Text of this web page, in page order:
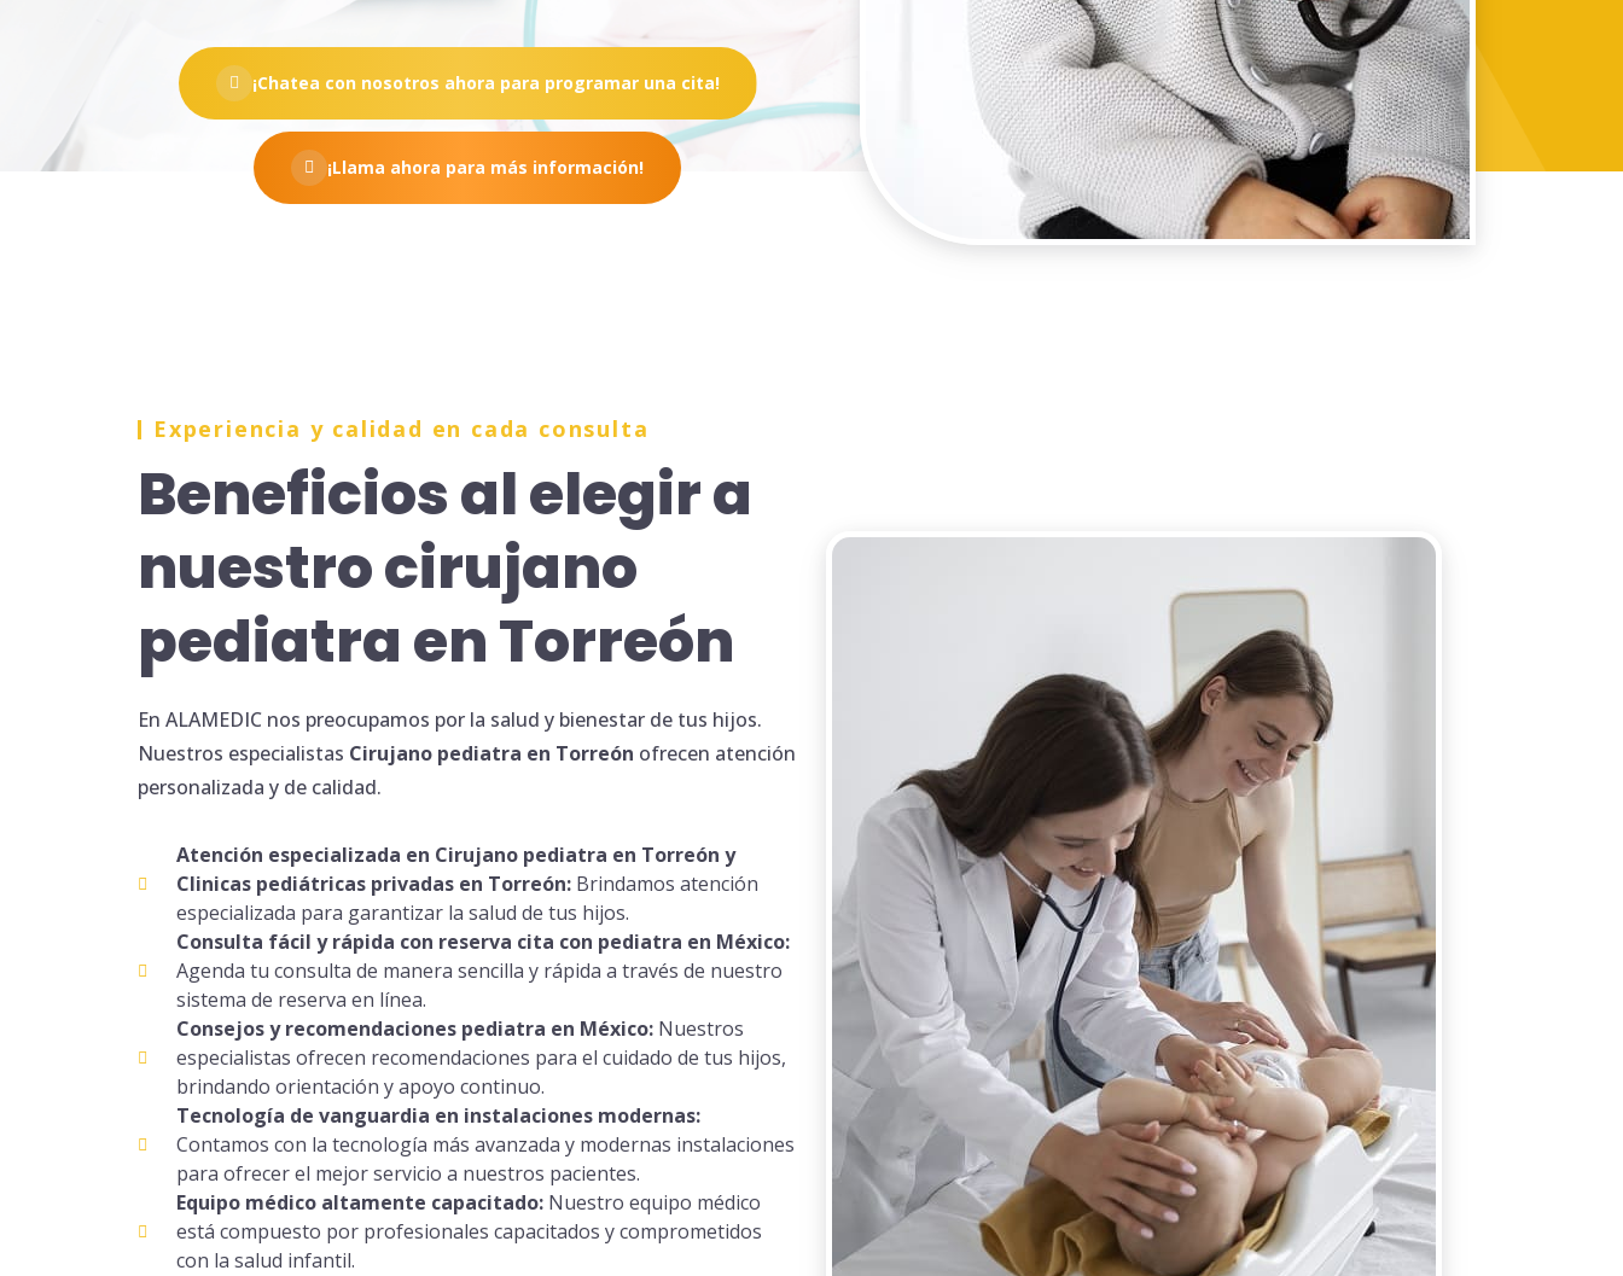
¡Chatea con nosotros ahora para programar una cita!
¡Llama ahora para más información!
Experiencia y calidad en cada consulta
Beneficios al elegir a
nuestro cirujano
pediatra en Torreón
En ALAMEDIC nos preocupamos por la salud y bienestar de tus hijos.
Nuestros especialistas Cirujano pediatra en Torreón ofrecen atención
personalizada y de calidad.
Atención especializada en Cirujano pediatra en Torreón y
Clinicas pediátricas privadas en Torreón: Brindamos atención
especializada para garantizar la salud de tus hijos.
Consulta fácil y rápida con reserva cita con pediatra en México:
Agenda tu consulta de manera sencilla y rápida a través de nuestro
sistema de reserva en línea.
Consejos y recomendaciones pediatra en México: Nuestros
especialistas ofrecen recomendaciones para el cuidado de tus hijos,
brindando orientación y apoyo continuo.
Tecnología de vanguardia en instalaciones modernas:
Contamos con la tecnología más avanzada y modernas instalaciones
para ofrecer el mejor servicio a nuestros pacientes.
Equipo médico altamente capacitado: Nuestro equipo médico
está compuesto por profesionales capacitados y comprometidos
con la salud infantil.